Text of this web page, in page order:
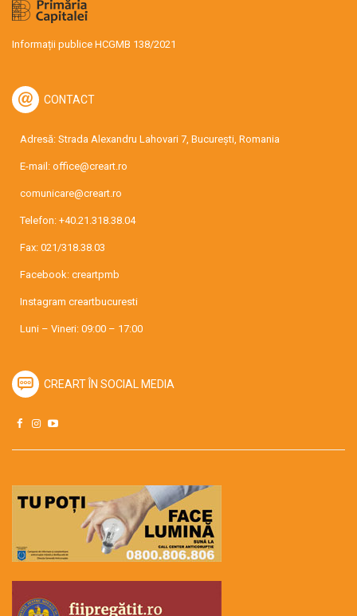
Informații publice HCGMB 138/2021
CONTACT
Adresă: Strada Alexandru Lahovari 7, București, Romania
E-mail: office@creart.ro
comunicare@creart.ro
Telefon: +40.21.318.38.04
Fax: 021/318.38.03
Facebook: creartpmb
Instagram creartbucuresti
Luni – Vineri: 09:00 – 17:00
CREART ÎN SOCIAL MEDIA